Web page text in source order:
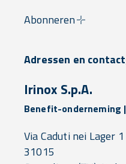
Abonneren
Adressen en
Irinox S.p.A.
Benefit-onderneming
Via Caduti nei Lager
31015